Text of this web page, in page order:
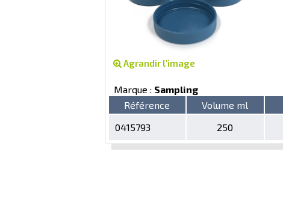
Agrandir l'image
Marque : Sampling
Référence
Volume ml
0415793
250